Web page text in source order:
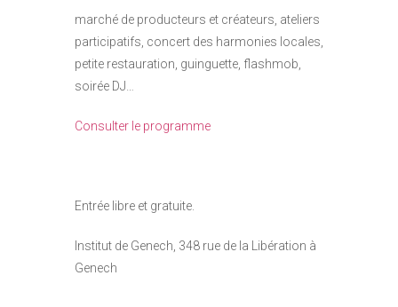
marché de producteurs et créateurs, ateliers
participatifs, concert des harmonies locales,
petite restauration, guinguette, flashmob,
soirée DJ…
Consulter le programme
Entrée libre et gratuite.
Institut de Genech, 348 rue de la Libération à
Genech